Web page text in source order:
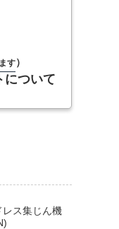
す）
について
レス集じん機